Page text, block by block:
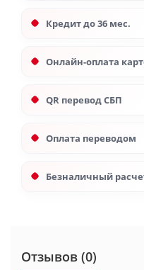
Кредит до 36 мес.
Онлайн-оплата
QR перевод СБП
Оплата переводом
Безналичный
Отзывов (0)